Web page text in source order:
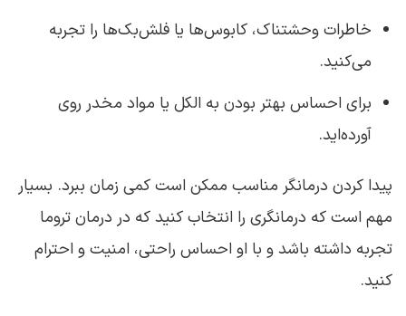
خاطرات وحشتناک، کابوس‌ها یا فلش‌بک‌ها را تجربه
می‌کنید.
برای احساس بهتر بودن به الکل یا مواد مخدر روی
آورده‌اید.
پیدا کردن درمانگر مناسب ممکن است کمی زمان ببرد. بسیار
مهم است که درمانگری را انتخاب کنید که در درمان تروما
تجربه داشته باشد و با او احساس راحتی، امنیت و احترام
کنید.